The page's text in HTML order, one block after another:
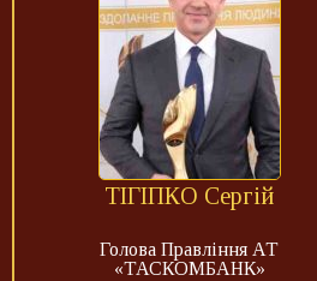
ТІГІПКО Сергій
Голова Правління АТ
«ТАСКОМБАНК»